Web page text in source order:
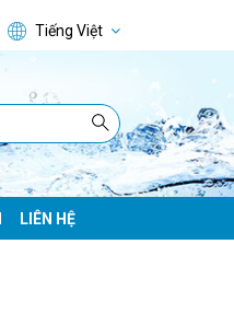
Tiếng Việt
LIÊN HỆ